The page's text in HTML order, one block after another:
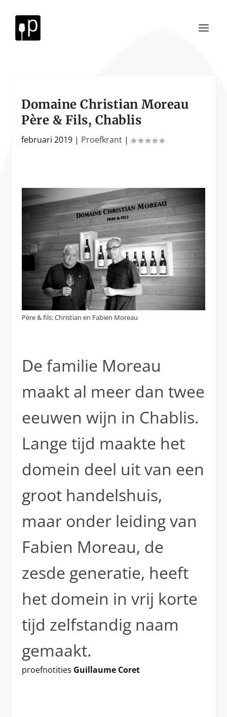
Domaine Christian Moreau
Père & Fils, Chablis
februari 2019 | Proefkrant |
Père & fils: Christian en Fabien Moreau
De familie Moreau
maakt al meer dan twee
eeuwen wijn in Chablis.
Lange tijd maakte het
domein deel uit van een
groot handelshuis,
maar onder leiding van
Fabien Moreau, de
zesde generatie, heeft
het domein in vrij korte
tijd zelfstandig naam
gemaakt.
proefnotities Guillaume Coret